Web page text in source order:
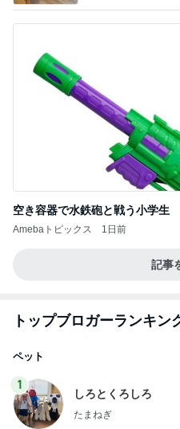
空き容器で水鉄砲と戦う小学生
Amebaトピックス 1日前
記事
トップブロガーランキン
ペット
1
しろとくろしろ
たまねぎ